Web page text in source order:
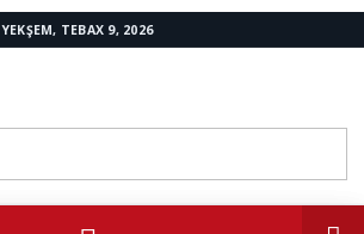
YEKŞEM, TEBAX 9, 2026